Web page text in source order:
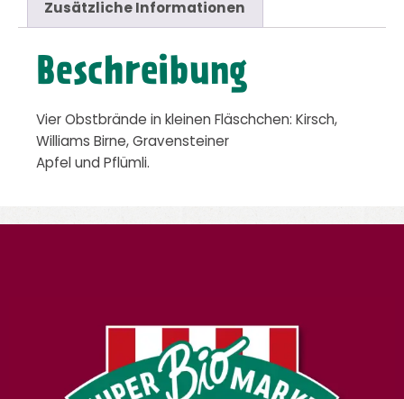
Zusätzliche Informationen
Beschreibung
Vier Obstbrände in kleinen Fläschchen: Kirsch,
Williams Birne, Gravensteiner
Apfel und Pflümli.